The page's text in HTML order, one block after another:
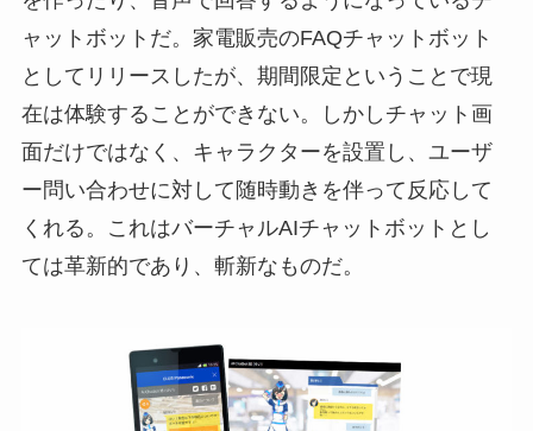
ャットボットだ。家電販売のFAQチャットボット
としてリリースしたが、期間限定ということで現
在は体験することができない。しかしチャット画
面だけではなく、キャラクターを設置し、ユーザ
ー問い合わせに対して随時動きを伴って反応して
くれる。これはバーチャルAIチャットボットとし
ては革新的であり、斬新なものだ。